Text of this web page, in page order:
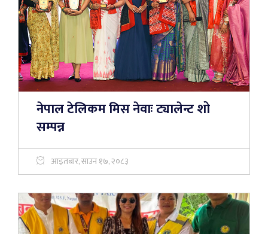
नेपाल टेलिकम मिस नेवाः ट्यालेन्ट शो
सम्पन्न
आइतबार, साउन १७, २०८३